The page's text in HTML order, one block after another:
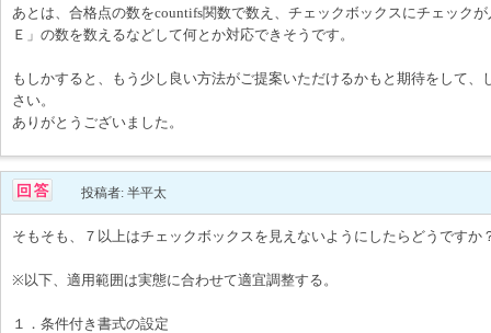
あとは、合格点の数をcountifs関数で数え、チェックボックスにチェック
Ｅ」の数を数えるなどして何とか対応できそうです。
もしかすると、もう少し良い方法がご提案いただけるかもと期待をして、
さい。
ありがとうございました。
投稿者: 半平太
そもそも、７以上はチェックボックスを見えないようにしたらどうですか
※以下、適用範囲は実態に合わせて適宜調整する。
１．条件付き書式の設定